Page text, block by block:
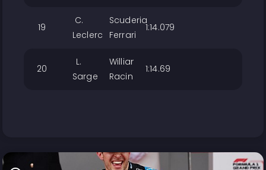
19
C.
Leclerc
Scuderia
Ferrari
1:14.079
20
L.
Sargeant
Williams
Racing
1:14.699